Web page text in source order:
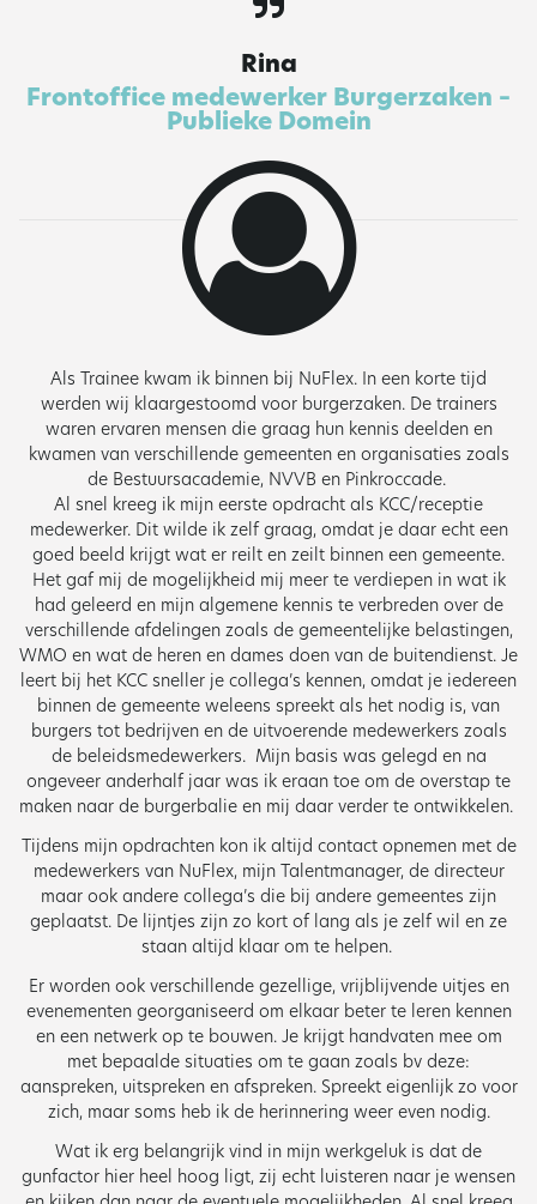
Rina
Frontoffice medewerker Burgerzaken –
Publieke Domein
Als Trainee kwam ik binnen bij NuFlex. In een korte tijd
werden wij klaargestoomd voor burgerzaken. De trainers
waren ervaren mensen die graag hun kennis deelden en
kwamen van verschillende gemeenten en organisaties zoals
de Bestuursacademie, NVVB en Pinkroccade.
Al snel kreeg ik mijn eerste opdracht als KCC/receptie
medewerker. Dit wilde ik zelf graag, omdat je daar echt een
goed beeld krijgt wat er reilt en zeilt binnen een gemeente.
Het gaf mij de mogelijkheid mij meer te verdiepen in wat ik
had geleerd en mijn algemene kennis te verbreden over de
verschillende afdelingen zoals de gemeentelijke belastingen,
WMO en wat de heren en dames doen van de buitendienst. Je
leert bij het KCC sneller je collega’s kennen, omdat je iedereen
binnen de gemeente weleens spreekt als het nodig is, van
burgers tot bedrijven en de uitvoerende medewerkers zoals
de beleidsmedewerkers. Mijn basis was gelegd en na
ongeveer anderhalf jaar was ik eraan toe om de overstap te
maken naar de burgerbalie en mij daar verder te ontwikkelen.
Tijdens mijn opdrachten kon ik altijd contact opnemen met de
medewerkers van NuFlex, mijn Talentmanager, de directeur
maar ook andere collega’s die bij andere gemeentes zijn
geplaatst. De lijntjes zijn zo kort of lang als je zelf wil en ze
staan altijd klaar om te helpen.
Er worden ook verschillende gezellige, vrijblijvende uitjes en
evenementen georganiseerd om elkaar beter te leren kennen
en een netwerk op te bouwen. Je krijgt handvaten mee om
met bepaalde situaties om te gaan zoals bv deze:
aanspreken, uitspreken en afspreken. Spreekt eigenlijk zo voor
zich, maar soms heb ik de herinnering weer even nodig.
Wat ik erg belangrijk vind in mijn werkgeluk is dat de
gunfactor hier heel hoog ligt, zij echt luisteren naar je wensen